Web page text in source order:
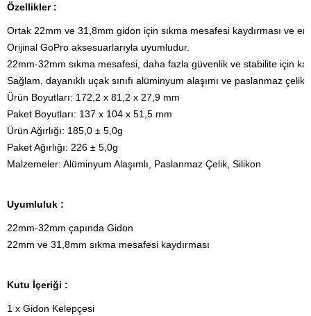
Özellikler :
Ortak 22mm ve 31,8mm gidon için sıkma mesafesi kaydırması ve
Orijinal GoPro aksesuarlarıyla uyumludur.
22mm-32mm sıkma mesafesi, daha fazla güvenlik ve stabilite için
Sağlam, dayanıklı uçak sınıfı alüminyum alaşımı ve paslanmaz
Ürün Boyutları: 172,2 x 81,2 x 27,9 mm
Paket Boyutları: 137 x 104 x 51,5 mm
Ürün Ağırlığı: 185,0 ± 5,0g
Paket Ağırlığı: 226 ± 5,0g
Malzemeler: Alüminyum Alaşımlı, Paslanmaz Çelik, Silikon
Uyumluluk :
22mm-32mm çapında Gidon
22mm ve 31,8mm sıkma mesafesi kaydırması
Kutu İçeriği :
1 x Gidon Kelepçesi